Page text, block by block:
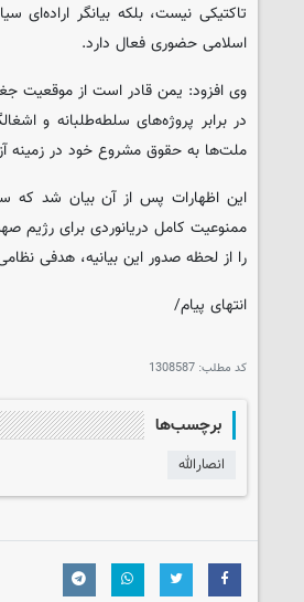
تاکتیکی نیست، بلکه بیانگر
اسلامی حضوری فعال دارد.
وی افزود: یمن قادر است از موقعیت
در برابر پروژه‌های سلطه‌طلبانه و
ملت‌ها به حقوق مشروع خود در زمینه
این اظهارات پس از آن بیان شد که
ممنوعیت کامل دریانوردی برای رژیم
را از لحظه صدور این بیانیه، هدفی
انتهای پیام/
کد مطلب: 1308587
برچسب‌ها
انصارالله